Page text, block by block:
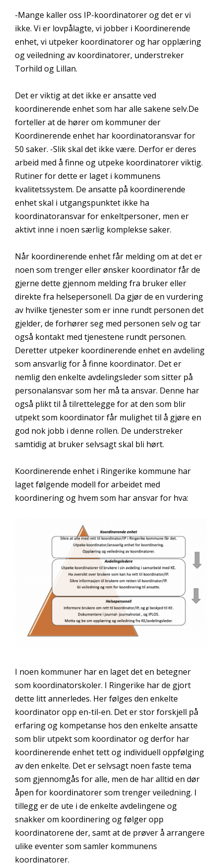
-Mange kaller oss IP-koordinatorer og det er vi
ikke. Vi er lovpålagte, vi jobber i Koordinerende
enhet, vi utpeker koordinatorer og har opplæring
og veiledning av koordinatorer, understreker
Torhild og Lillan.
Det er viktig at det ikke er ansatte ved
koordinerende enhet som har alle sakene selv.De
forteller at de hører om kommuner der
Koordinerende enhet har koordinatoransvar for
50 saker. -Slik skal det ikke være. Derfor er deres
arbeid med å finne og utpeke koordinatorer viktig.
Rutiner for dette er laget i kommunens
kvalitetssystem. De ansatte på koordinerende
enhet skal i utgangspunktet ikke ha
koordinatoransvar for enkeltpersoner, men er
aktivt inne i noen særlig komplekse saker.
Når koordinerende enhet får melding om at det er
noen som trenger eller ønsker koordinator får de
gjerne dette gjennom melding fra bruker eller
direkte fra helsepersonell. Da gjør de en vurdering
av hvilke tjenester som er inne rundt personen det
gjelder, de forhører seg med personen selv og tar
også kontakt med tjenestene rundt personen.
Deretter utpeker koordinerende enhet en avdeling
som ansvarlig for å finne koordinator. Det er
nemlig den enkelte avdelingsleder som sitter på
personalansvar som her må ta ansvar. Denne har
også plikt til å tilrettelegge for at den som blir
utpekt som koordinator får mulighet til å gjøre en
god nok jobb i denne rollen. De understreker
samtidig at bruker selvsagt skal bli hørt.
Koordinerende enhet i Ringerike kommune har
laget følgende modell for arbeidet med
koordinering og hvem som har ansvar for hva:
I noen kommuner har en laget det en betegner
som koordinatorskoler. I Ringerike har de gjort
dette litt annerledes. Her følges den enkelte
koordinator opp en-til-en. Det er stor forskjell på
erfaring og kompetanse hos den enkelte ansatte
som blir utpekt som koordinator og derfor har
koordinerende enhet tett og individuell oppfølging
av den enkelte. Det er selvsagt noen faste tema
som gjennomgås for alle, men de har alltid en dør
åpen for koordinatorer som trenger veiledning. I
tillegg er de ute i de enkelte avdelingene og
snakker om koordinering og følger opp
koordinatorene der, samt at de prøver å arrangere
ulike eventer som samler kommunens
koordinatorer.